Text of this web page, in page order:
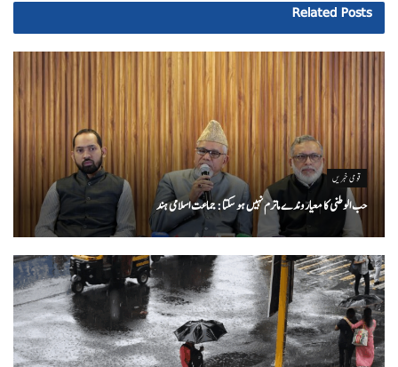
Related Posts
قومی خبریں
حب الوطنی کا معیار وندے ماترم نہیں ہو سکتا : جماعت اسلامی ہند